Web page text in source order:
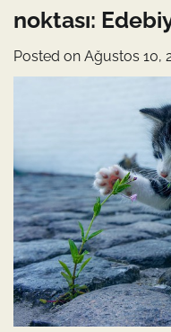
noktası:
Posted on Ağustos 10,